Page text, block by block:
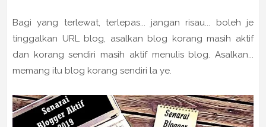
Bagi yang terlewat, terlepas... jangan risau... boleh je
tinggalkan URL blog, asalkan blog korang masih aktif
dan korang sendiri masih aktif menulis blog. Asalkan...
memang itu blog korang sendiri la ye.